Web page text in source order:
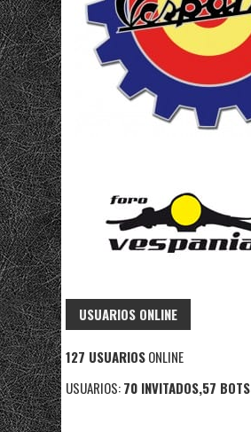
USUARIOS ONLINE
127 USUARIOSONLINE
USUARIOS:70 INVITADOS,57 BOTS